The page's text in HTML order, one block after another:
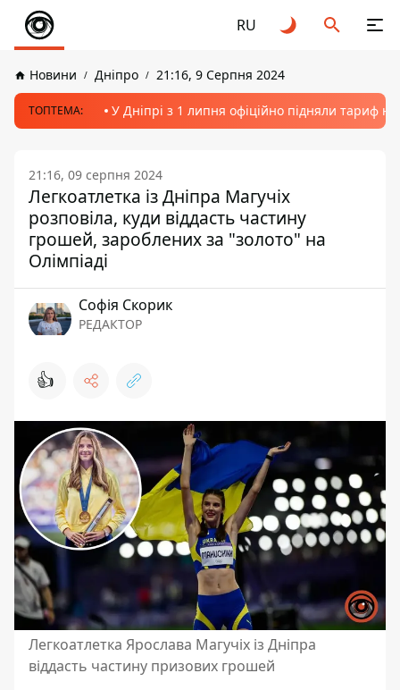
RU
Новини Дніпро 21:16, 9 Серпня 2024
ТОПТЕМА: У Дніпрі з 1 липня офіційно підняли тариф
21:16, 09 серпня 2024
Легкоатлетка із Дніпра Магучіх
розповіла, куди віддасть частину
грошей, зароблених за "золото" на
Олімпіаді
Софія Скорик
РЕДАКТОР
👍
Легкоатлетка Ярослава Магучіх із Дніпра
віддасть частину призових грошей